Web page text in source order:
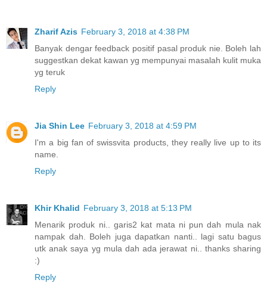
Zharif Azis February 3, 2018 at 4:38 PM
Banyak dengar feedback positif pasal produk nie. Boleh lah
suggestkan dekat kawan yg mempunyai masalah kulit muka
yg teruk
Reply
Jia Shin Lee February 3, 2018 at 4:59 PM
I'm a big fan of swissvita products, they really live up to its
name.
Reply
Khir Khalid February 3, 2018 at 5:13 PM
Menarik produk ni.. garis2 kat mata ni pun dah mula nak
nampak dah. Boleh juga dapatkan nanti.. lagi satu bagus
utk anak saya yg mula dah ada jerawat ni.. thanks sharing
:)
Reply